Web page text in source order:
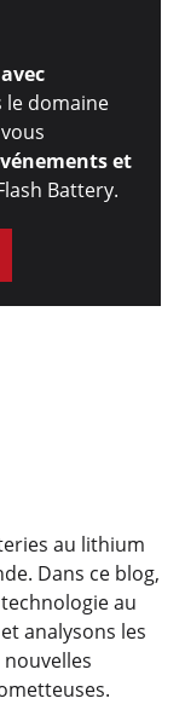
le domaine
et
Battery.
au lithium
Dans ce blog,
au
analysons les